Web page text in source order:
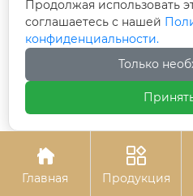
Часто
Сколько стоит
Стоимость зависит от
Бюджетный вариант из
Средний сегмент
фурнитура Blum/Hettich,

Главная

Продукция
Продолжая использовать
соглашаетесь с нашей
конфиденциальности.
Только